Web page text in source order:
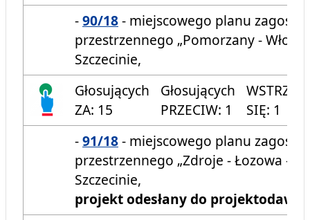
-90/18- miejscowego planu
przestrzennego „Pomorzany -
Szczecinie,
Głosujących
ZA: 15
Głosujących
PRZECIW: 1
SIĘ: 1
-91/18- miejscowego planu
przestrzennego „Zdroje - Łozowa -
Szczecinie,
projekt odesłany do projektodawcy